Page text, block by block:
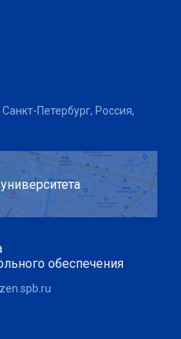
Петербург, Россия,
обеспечения